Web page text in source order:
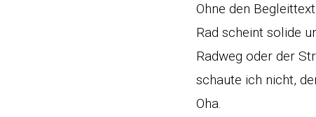
Ohne den
Rad scheint solide
Radweg oder der
schaute ich nicht,
Oha.